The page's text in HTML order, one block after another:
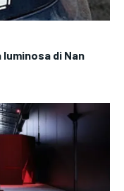
di Nan